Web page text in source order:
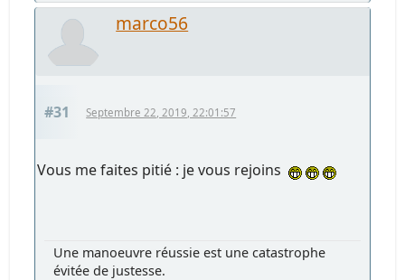
marco56
#31 Septembre 22, 2019, 22:01:57
Vous me faites pitié : je vous rejoins
Une manoeuvre réussie est une catastrophe
évitée de justesse.